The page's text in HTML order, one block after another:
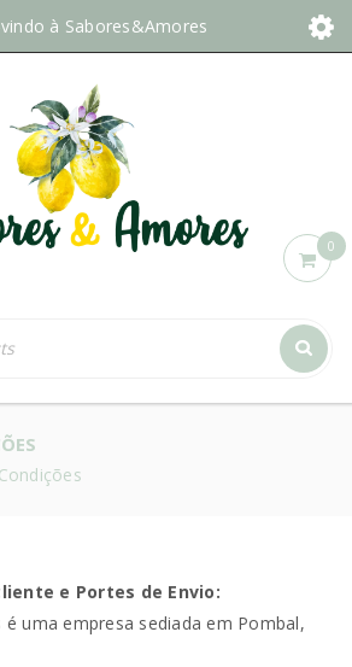
à Sabores&Amores
0
e Portes de Envio:
é uma empresa sediada em Pombal,